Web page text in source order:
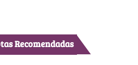
Recomendadas